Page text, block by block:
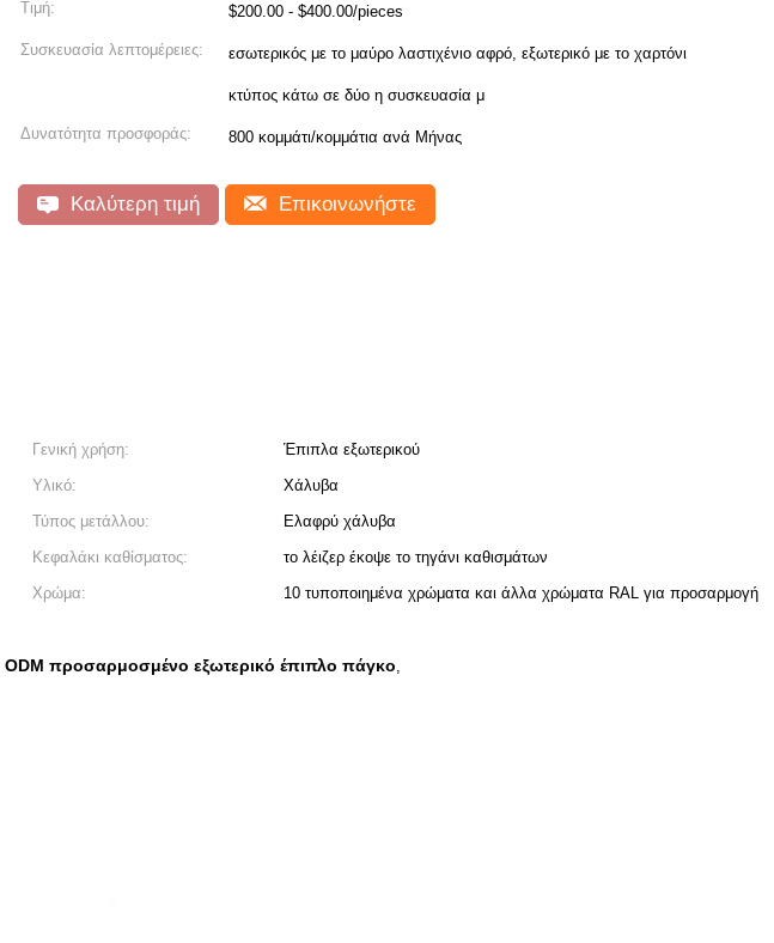
Τιμή: $200.00 - $400.00/pieces
Συσκευασία λεπτομέρειες: εσωτερικός με το μαύρο λαστιχένιο αφρό, εξωτερικό με το χαρτόνι. ο
κτύπος κάτω σε δύο η συσκευασία μ
Δυνατότητα προσφοράς: 800 κομμάτι/κομμάτια ανά Μήνας
Καλύτερη τιμή Επικοινωνήστε
Γενική χρήση:
Έπιπλα εξωτερικού
Υλικό:
Χάλυβα
Τύπος μετάλλου:
Ελαφρύ χάλυβα
Κεφαλάκι καθίσματος:
το λέιζερ έκοψε το τηγάνι καθισμάτων
Χρώμα: 10 τυποποιημένα χρώματα και άλλα χρώματα RAL για προσαρμογή
ODM προσαρμοσμένο εξωτερικό έπιπλο πάγκο,